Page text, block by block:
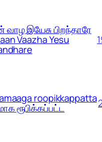
வாழ இயேசு பிறந்தாரே
Vaazha Yesu
roopikkappatta
ரூபிக்கப்பட்ட